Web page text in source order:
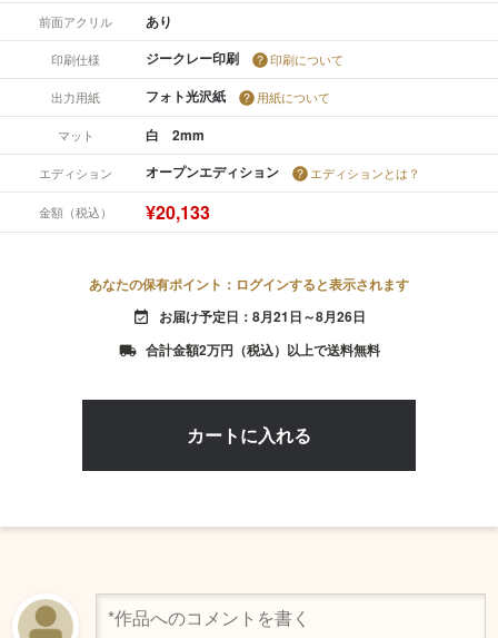
前面アクリル あり
印刷仕様 ジークレー印刷 印刷について
出力用紙 フォト光沢紙 用紙について
マット 白 2mm
エディション オープンエディション エディションとは？
金額（税込） ¥20,133
あなたの保有ポイント：ログインすると表示されます
event_available お届け予定日：8月21日～8月26日
local_shipping 合計金額2万円（税込）以上で送料無料